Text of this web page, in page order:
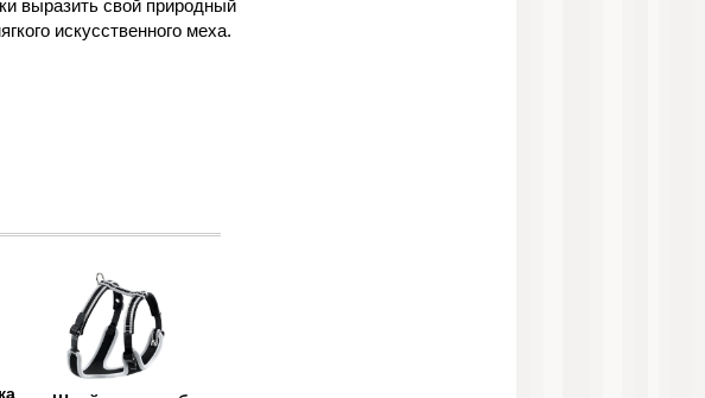
выразить свой природный
искусственного меха.